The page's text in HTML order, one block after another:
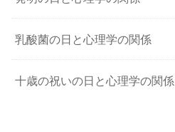
乳酸菌の日と心理学の関係
十歳の祝いの日と心理学の関係